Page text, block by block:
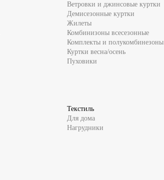
Ветровки и джинсовые куртки
Демисезонные куртки
Жилеты
Комбинизоны всесезонные
Комплекты и полукомбинезоны
Куртки весна/осень
Пуховики
Текстиль
Для дома
Нагрудники